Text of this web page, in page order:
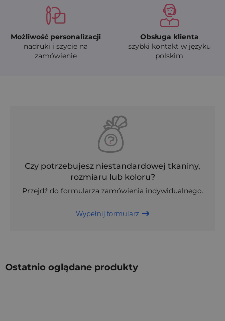
Możliwość personalizacji
nadruki i szycie na
zamówienie
Obsługa klienta
szybki kontakt w języku
polskim
Czy potrzebujesz niestandardowej tkaniny,
rozmiaru lub koloru?
Przejdź do formularza zamówienia indywidualnego.
Wypełnij formularz
Ostatnio oglądane produkty